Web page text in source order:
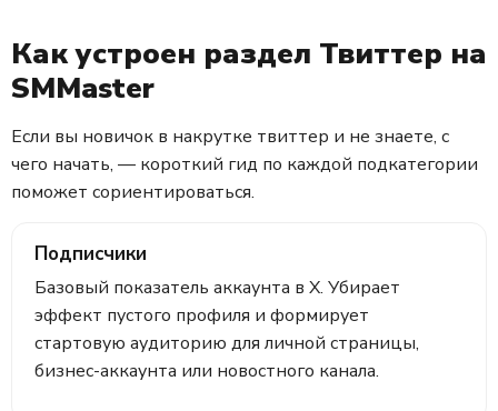
Как устроен раздел Твиттер на
SMMaster
Если вы новичок в накрутке твиттер и не знаете, с
чего начать, — короткий гид по каждой подкатегории
поможет сориентироваться.
Подписчики
Базовый показатель аккаунта в X. Убирает
эффект пустого профиля и формирует
стартовую аудиторию для личной страницы,
бизнес-аккаунта или новостного канала.